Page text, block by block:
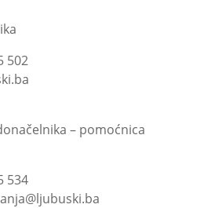
502
– pomoćnica
534